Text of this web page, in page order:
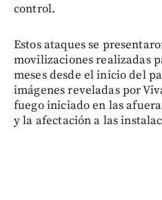
control.
Estos ataques se
movilizaciones realizadas
meses desde el inicio del
imágenes reveladas por
fuego iniciado en las
y la afectación a las